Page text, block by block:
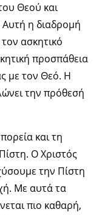
Θεού και
η διαδρομή
ασκητικό
προσπάθεια
με τον Θεό. Η
την πρόθεσή
και τη
Ο Χριστός
την Πίστη
Με αυτά τα
πιο καθαρή,